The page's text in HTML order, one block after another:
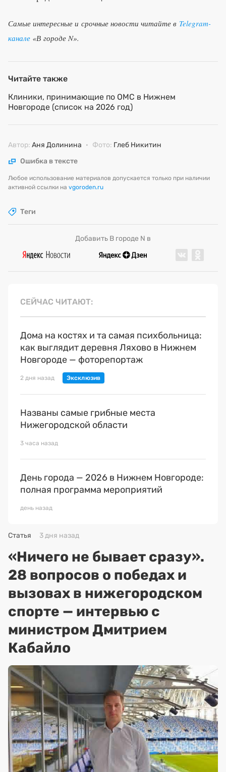
Самые интересные и срочные новости читайте в Telegram-
канале «В городе N».
Читайте также
Клиники, принимающие по ОМС в Нижнем
Новгороде (список на 2026 год)
Автор: Аня Долинина · Фото: Глеб Никитин
Ошибка в тексте
Любое использование материалов допускается только при наличии
активной ссылки на vgoroden.ru
Теги
Добавить В городе N в
СЕЙЧАС ЧИТАЮТ
Дома на костях и та самая психбольница:
как выглядит деревня Ляхово в Нижнем
Новгороде — фоторепортаж
2 дня назад
Названы самые грибные места
Нижегородской области
3 часа назад
День города — 2026 в Нижнем Новгороде:
полная программа мероприятий
день назад
Статья 3 дня назад
«Ничего не бывает сразу».
28 вопросов о победах и
вызовах в нижегородском
спорте — интервью с
министром Дмитрием
Кабайло